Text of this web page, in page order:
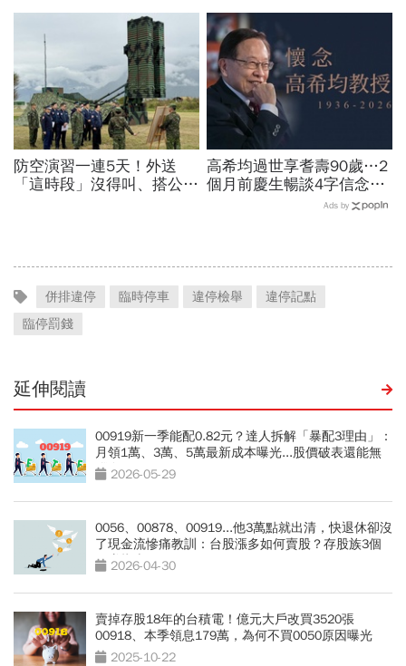
金，洗錢手法曝光…慈濟回
應了
防空演習一連5天！外送
「這時段」沒得叫、搭公車
高希均過世享耆壽90歲…2
個月前慶生暢談4字信念，
回憶錄給讀者忠告：自求多
Ads by
併排違停 臨時停車 違停檢舉
違停記點
臨停罰錢
延伸閱讀
00919新一季能配0.82元？達人拆解「暴配3理由」：
月領1萬、3萬、5萬最新成本曝光...股價破表還能無
腦存？
2026-05-29
0056、00878、00919...他3萬點就出清，快退休卻沒
了現金流慘痛教訓：台股漲多如何賣股？存股族3個
穩賺指南
2026-04-30
賣掉存股18年的台積電！億元大戶改買3520張
00918、本季領息179萬，為何不買0050原因曝光
2025-10-22